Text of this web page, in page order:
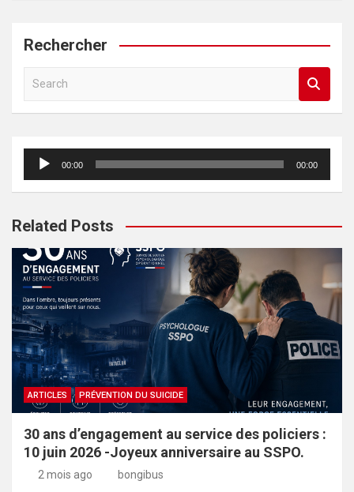
Rechercher
a
Lecteur
audio
00:00 00:00
Related Posts
ARTICLES PRÉVENTION DU SUICIDE
30 ans d’engagement au service des policiers :
10 juin 2026 -Joyeux anniversaire au SSPO.
2 mois ago bongibus